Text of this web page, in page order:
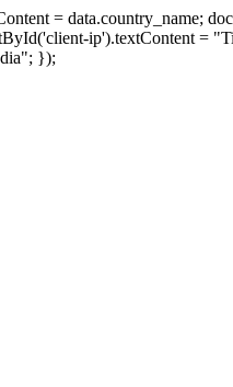
= data.country_name;
ip').textContent =
});